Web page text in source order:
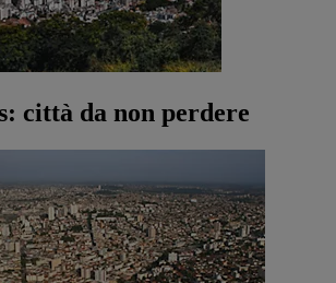
città da non perdere